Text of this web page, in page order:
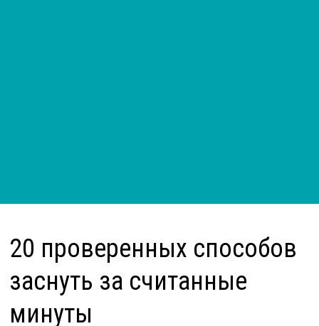
20 проверенных способов
заснуть за считанные
минуты